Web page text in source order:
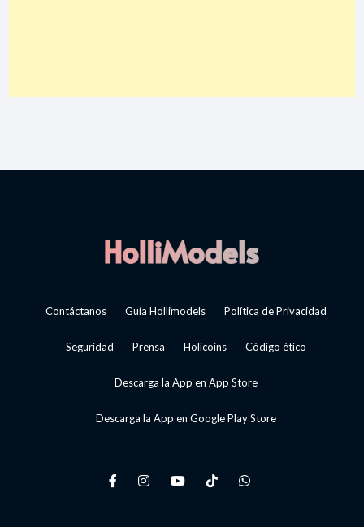
Contáctanos Guía Hollimodels Política de Privacidad
Seguridad Prensa Holicoins Código ético
Descarga la App en App Store
Descarga la App en Google Play Store